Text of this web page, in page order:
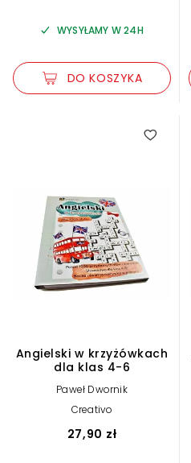
WYSYŁAMY W 24H
DO KOSZYKA
Angielski w krzyżówkach
dla klas 4-6
Paweł Dwornik
Creativo
27,90 zł